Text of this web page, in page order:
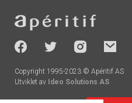
-
socials
Copyright 1995-2023 © Apéritif AS
Utviklet av Ideo Solutions AS